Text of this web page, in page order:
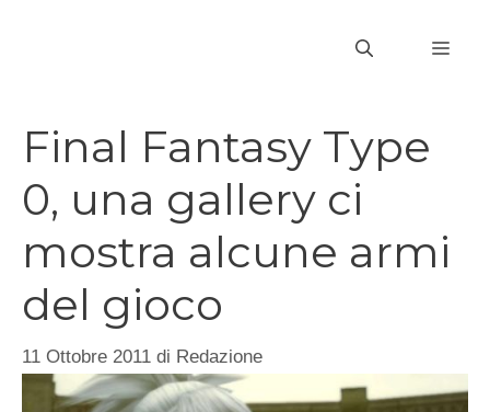
Final Fantasy Type
0, una gallery ci
mostra alcune armi
del gioco
11 Ottobre 2011 di Redazione